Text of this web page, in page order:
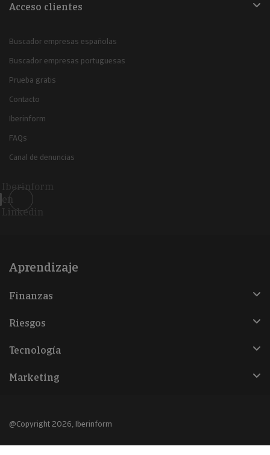
Acceso clientes
Buscador empresas españolas
Buscador empresas portuguesas
Prueba gratis
Contacto
Iberinform
FAQs
Canal de denuncias
Iberinform
en
Linkedin
Aprendizaje
Finanzas
Riesgos
Tecnología
Marketing
@Copyright 2026, Iberinform